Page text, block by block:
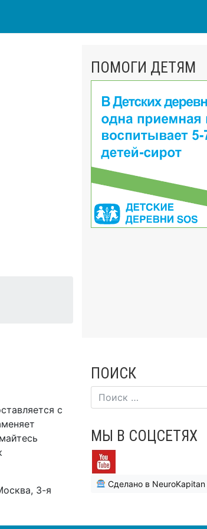
ПОМОГИ ДЕТЯМ
с
3-я
ПОИСК
МЫ В СОЦСЕТЯХ
Сделано в NeuroKapitan